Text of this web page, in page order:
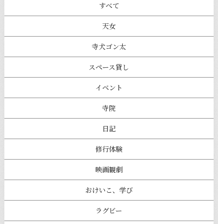
すべて
天女
寺犬ゴン太
スペース貸し
イベント
寺院
日記
修行体験
映画観劇
おけいこ、学び
ラグビー